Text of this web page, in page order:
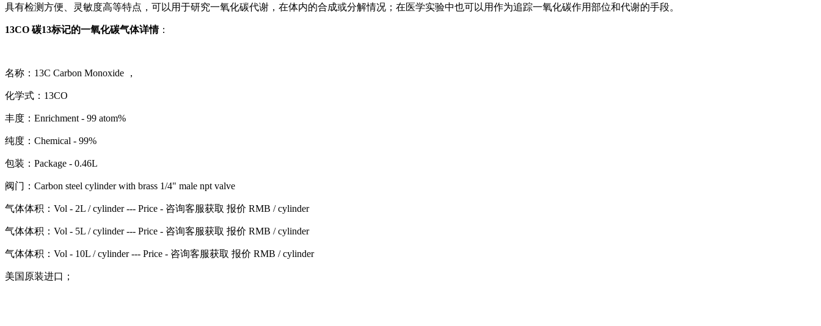
具有检测方便、灵敏度高等特点，可以用于研究一氧化碳代谢，在体内的合成或分解情况；在医学实验中也可以用作为追踪一氧化碳作用部位和代谢的手段。
13CO 碳13标记的一氧化碳气体详情：
名称：13C Carbon Monoxide ，
化学式：13CO
丰度：Enrichment - 99 atom%
纯度：Chemical - 99%
包装：Package - 0.46L
阀门：Carbon steel cylinder with brass 1/4" male npt valve
气体体积：Vol - 2L / cylinder --- Price - 咨询客服获取 报价 RMB / cylinder
气体体积： Vol - 5L / cylinder --- Price - 咨询客服获取 报价 RMB / cylinder
气体体积： Vol - 10L / cylinder --- Price - 咨询客服获取 报价 RMB / cylinder
美国原装进口；